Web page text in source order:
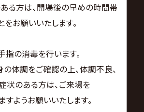
る方は、開場後の早めの時間帯
お願いいたします。
の消毒を行います。
の体調をご確認の上、体調不良、
状のある方は、ご来場を
ようお願いいたします。